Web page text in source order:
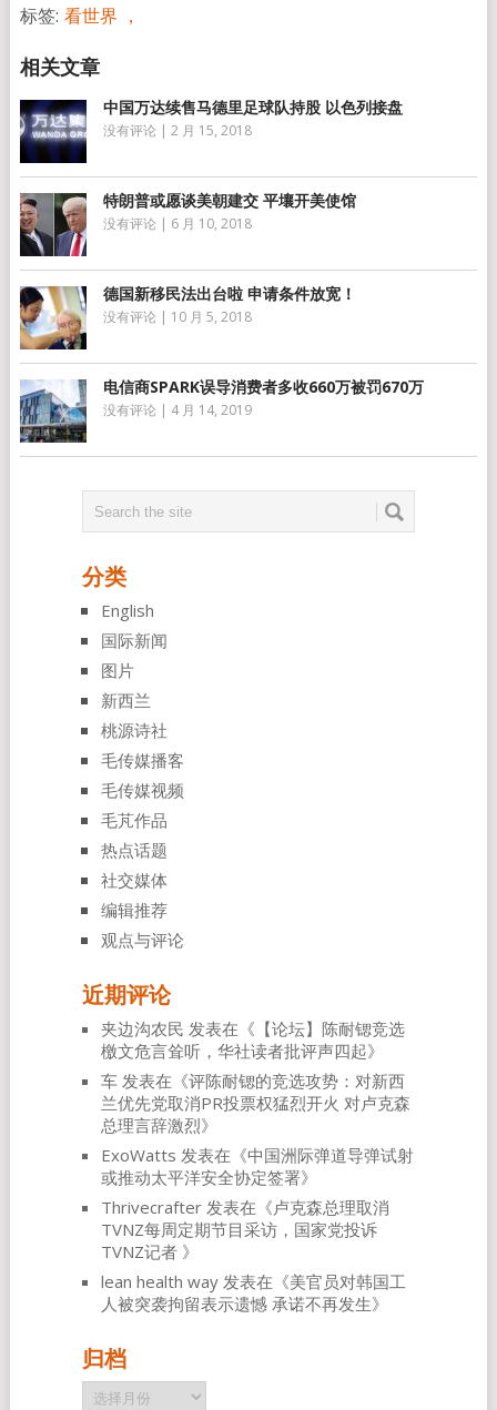
标签: 看世界 ，
中国万达续售马德里足球队持股 以色列接盘
没有评论 | 2 月 15, 2018
特朗普或愿谈美朝建交 平壤开美使馆
没有评论 | 6 月 10, 2018
德国新移民法出台啦 申请条件放宽！
没有评论 | 10 月 5, 2018
电信商SPARK误导消费者多收660万被罚670万
没有评论 | 4 月 14, 2019
分类
English
国际新闻
图片
新西兰
桃源诗社
毛传媒播客
毛传媒视频
毛芃作品
热点话题
社交媒体
编辑推荐
观点与评论
近期评论
夹边沟农民 发表在《 【论坛】陈耐锶竞选
檄文危言耸听，华社读者批评声四起》
车发表在《评陈耐锶的竞选攻势：对新西
兰优先党取消PR投票权猛烈开火 对卢克森
总理言辞激烈》
ExoWatts 发表在《中国洲际弹道导弹试射
或推动太平洋安全协定签署》
Thrivecrafter发表在《卢克森总理取消
TVNZ每周定期节目采访，国家党投诉
TVNZ记者 》
lean health way发表在《美官员对韩国工
人被突袭拘留表示遗憾 承诺不再发生》
归档
归